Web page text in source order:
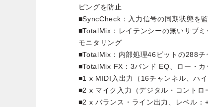
ピングを防止
■SyncCheck：入力信号の同期状態を
■TotalMix：レイテンシーの無いサブ
モニタリング
■TotalMix：内部処理46ビットの288チ
■TotalMix FX：3バンド EQ、ロー・カ
■1 x MIDI入出力（16チャンネル、ハイ
■2 x マイク入力（デジタル・コントロ
■2 x バランス・ライン出力、レベル：